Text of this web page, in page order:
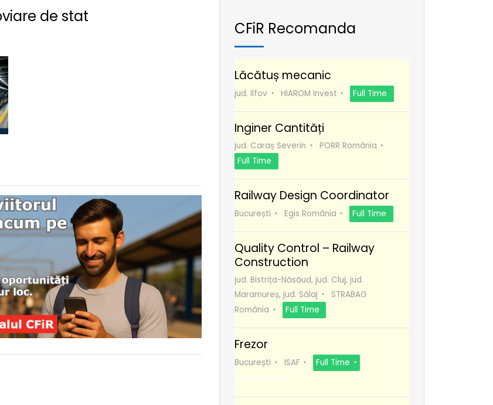
de stat
CFiR Recomanda
Lăcătuș mecanic
jud. Ilfov HIAROM Invest Full Time
Inginer Cantități
jud. Caraș Severin
PORR România
Full Time
Railway Design Coordinator
București Egis România Full Time
Quality Control – Railway
Construction
jud. Bistrița-Năsăud, jud. Cluj, jud.
Maramureș, jud. Sălaj
STRABAG
România
Full Time
Frezor
București ISAF
Full Time
Recomanda